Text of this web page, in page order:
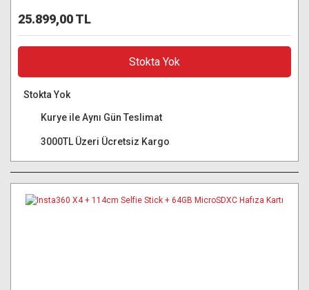
25.899,00 TL
Stokta Yok
Stokta Yok
Kurye ile Aynı Gün Teslimat
3000TL Üzeri Ücretsiz Kargo